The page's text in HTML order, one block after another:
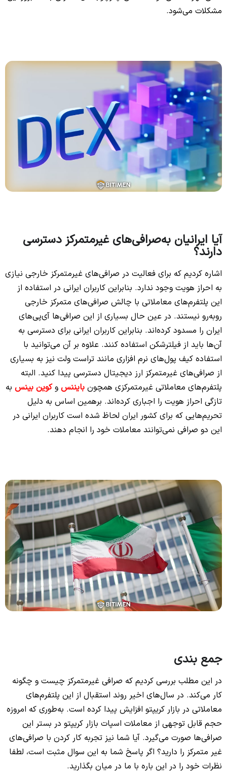
مشکلات می‌شود.
آیا ایرانیان به‌صرافی‌های غیرمتمرکز دسترسی
دارند؟
اشاره کردیم که برای فعالیت در صرافی‌های غیرمتمرکز خارجی نیازی
به احراز هویت وجود ندارد. بنابراین کاربران ایرانی در استفاده از
این پلتفرم‌های معاملاتی با چالش صرافی‌های متمرکز خارجی
روبه‌رو نیستند. در عین حال بسیاری از این صرافی‌ها آی‌پی‌های
ایران را مسدود کرده‌اند. بنابراین کاربران ایرانی برای دسترسی به
آن‌ها باید از فیلترشکن‌ استفاده کنند. علاوه بر آن می‌توانید با
استفاده کیف پول‌های نرم افزاری مانند تراست ولت نیز به بسیاری
از صرافی‌های غیرمتمرکز ارز دیجیتال دسترسی پیدا کنید. البته
پلتفرم‌های معاملاتی غیرمتمرکزی همچون بایننس وکوین بینس به
تازگی احراز هویت را اجباری کرده‌اند. برهمین اساس به دلیل
تحریم‌هایی که برای کشور ایران لحاظ شده است کاربران ایرانی در
این دو صرافی نمی‌توانند معاملات خود را انجام دهند.
جمع بندی
در این مطلب بررسی کردیم که صرافی غیرمتمرکز چیست و چگونه
کار می‌کند. در سال‌های اخیر روند استقبال از این پلتفرم‌های
معاملاتی در بازار کریپتو افزایش پیدا کرده است. به‌طوری که امروزه
حجم قابل توجهی از معاملات اسپات بازار کریپتو در بستر این
صرافی‌ها صورت می‌گیرد. آیا شما نیز تجربه کار کردن با صرافی‌های
غیر متمرکز را دارید؟ اگر پاسخ شما به این سوال مثبت است، لطفا
نظرات خود را در این باره با ما در میان بگذارید.